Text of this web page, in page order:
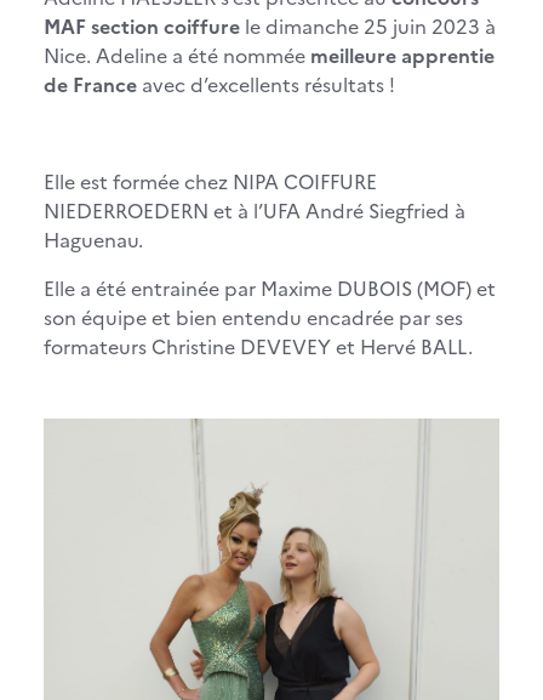
MAF section coiffure le dimanche 25 juin 2023 à
Nice. Adeline a été nommée meilleure apprentie
de France avec d’excellents résultats !
Elle est formée chez NIPA COIFFURE
NIEDERROEDERN et à l’UFA André Siegfried à
Haguenau.
Elle a été entrainée par Maxime DUBOIS (MOF) et
son équipe et bien entendu encadrée par ses
formateurs Christine DEVEVEY et Hervé BALL.